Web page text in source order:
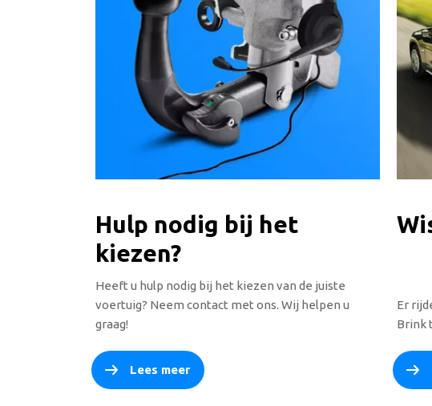
Hulp nodig bij het
kiezen?
Heeft u hulp nodig bij het kiezen van de juiste
voertuig? Neem contact met ons. Wij helpen u
graag!
Lees meer
Er
Brink